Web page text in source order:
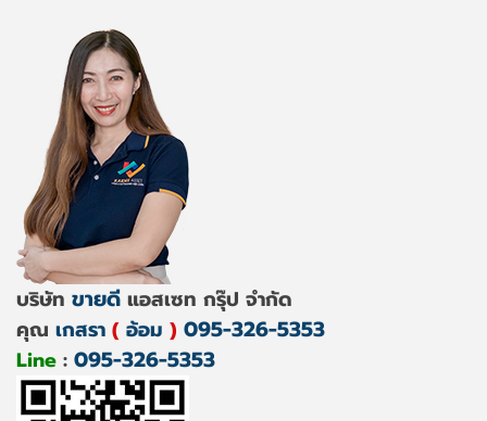
บริษัท ขายดี แอสเซท กรุ๊ป จำกัด
คุณ เกสรา ( อ้อม ) 095-326-5353
Line : 095-326-5353